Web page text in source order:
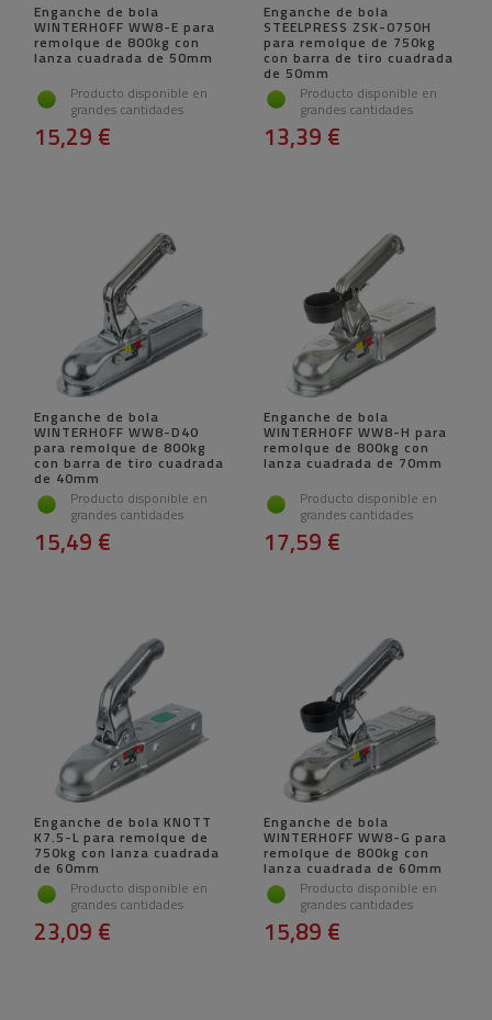
Enganche de bola
WINTERHOFF WW8-E para
remolque de 800kg con
lanza cuadrada de 50mm
Producto disponible en
grandes cantidades
15,29 €
Enganche de bola
STEELPRESS ZSK-0750H
para remolque de 750kg
con barra de tiro cuadrada
de 50mm
Producto disponible en
grandes cantidades
13,39 €
Enganche de bola
WINTERHOFF WW8-D40
para remolque de 800kg
con barra de tiro cuadrada
de 40mm
Producto disponible en
grandes cantidades
15,49 €
Enganche de bola
WINTERHOFF WW8-H para
remolque de 800kg con
lanza cuadrada de 70mm
Producto disponible en
grandes cantidades
17,59 €
Enganche de bola KNOTT
K7.5-L para remolque de
750kg con lanza cuadrada
de 60mm
Producto disponible en
grandes cantidades
23,09 €
Enganche de bola
WINTERHOFF WW8-G para
remolque de 800kg con
lanza cuadrada de 60mm
Producto disponible en
grandes cantidades
15,89 €